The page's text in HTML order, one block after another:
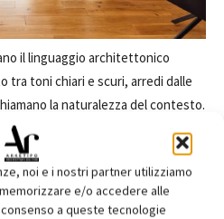
noi e i nostri partner utilizziamo
e/o accedere alle
a queste tecnologie
il linguaggio architettonico
tra toni chiari e scuri, arredi dalle
la naturalezza del contesto.
e la geometria degli infissi in
l’effetto di luminosità e
filo conduttore, penetrando e
visivamente ogni ambiente alla